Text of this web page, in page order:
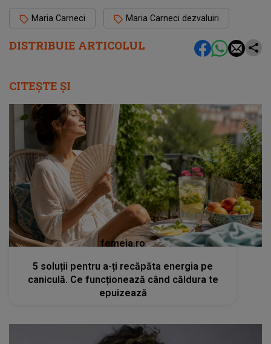
DISTRIBUIE ARTICOLUL
Maria Carneci Maria Carneci dezvaluiri
CITEȘTE ȘI
femeia.ro
5 soluții pentru a-ți recăpăta energia pe
caniculă. Ce funcționează când căldura te
epuizează